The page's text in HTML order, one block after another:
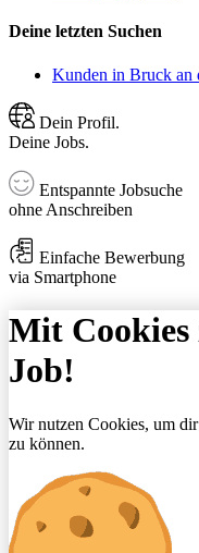
Deine letzten Suchen
Kunden in Bruck an
Dein Profil.
Deine Jobs.
Entspannte Jobsuche
ohne Anschreiben
Einfache Bewerbung
via Smartphone
Mit Cookies
Job!
Wir nutzen Cookies, um
zu können.